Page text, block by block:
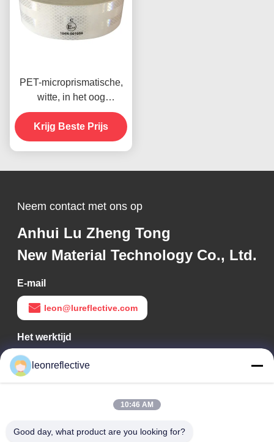
PET-microprismatische,
witte, in het oog
springende band,
reflecterende band voor
voertuigen, ECE-
Krijg Beste Prijs
Neem contact met ons op
Anhui Lu Zheng Tong
New Material Technology Co., Ltd.
E-mail
leon@lureflective.com
Het werktijd
9:00-18:00
Ons adres
Technology Park, High-tech Zone, Hefei, Anhui, China
leonreflective
10:46 AM
Good day, what product are you looking for?